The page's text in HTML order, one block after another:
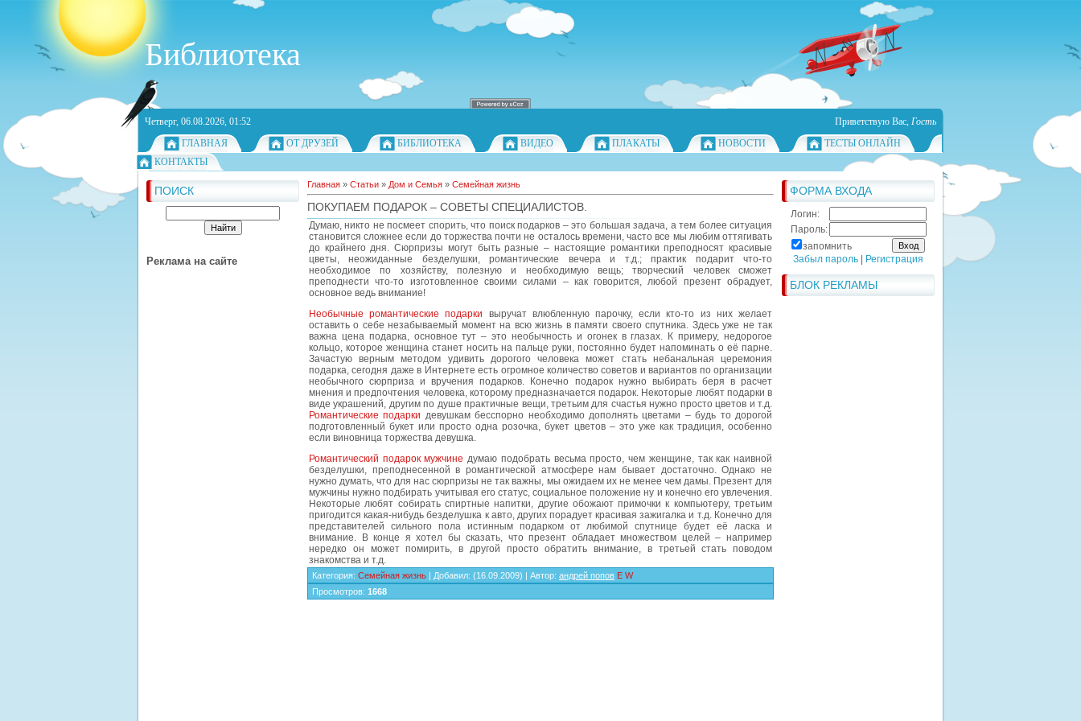
Библиотека
Четверг, 06.08.2026, 01:52 Приветствую Вас, Гость
ГЛАВНАЯ
ОТ ДРУЗЕЙ БИБЛИОТЕКА ВИДЕО ПЛАКАТЫ НОВОСТИ
ТЕСТЫ ОНЛАЙН
КОНТАКТЫ
ПОИСК
Реклама на сайте
ФОРМА ВХОДА
Логин:
Пароль:
запомнить
Забыл пароль
Регистрация
БЛОК РЕКЛАМЫ
Главная » Статьи » Дом и Семья » Семейная жизнь
ПОКУПАЕМ ПОДАРОК – СОВЕТЫ СПЕЦИАЛИСТОВ.
Думаю, никто не посмеет спорить, что поиск подарков – это большая задача, а тем более ситуация
становится сложнее если до торжества почти не осталось времени, часто все мы любим оттягивать
до крайнего дня. Сюрпризы могут быть разные – настоящие романтики преподносят красивые
цветы, неожиданные безделушки, романтические вечера и т.д.; практик подарит что-то
необходимое по хозяйству, полезную и необходимую вещь; творческий человек сможет
преподнести что-то изготовленное своими силами – как говорится, любой презент обрадует,
основное ведь внимание!
Необычные романтические подарки
выручат влюбленную парочку, если кто-то из них желает
оставить о себе незабываемый момент на всю жизнь в памяти своего спутника. Здесь уже не так
важна цена подарка, основное тут – это необычность и огонек в глазах. К примеру, недорогое
кольцо, которое женщина станет носить на пальце руки, постоянно будет напоминать о её парне.
Зачастую верным методом удивить дорогого человека может стать небанальная церемония
подарка, сегодня даже в Интернете есть огромное количество советов и вариантов по организации
необычного сюрприза и вручения подарков. Конечно подарок нужно выбирать беря в расчет
мнения и предпочтения человека, которому предназначается подарок. Некоторые любят подарки в
виде украшений, другим по душе практичные вещи, третьим для счастья нужно просто цветов и т.д.
Романтические подарки девушкам бесспорно необходимо дополнять цветами – будь то дорогой
подготовленный букет или просто одна розочка, букет цветов – это уже как традиция, особенно
если виновница торжества девушка.
Романтический подарок мужчине думаю подобрать весьма просто, чем женщине, так как наивной
безделушки, преподнесенной в романтической атмосфере нам бывает достаточно. Однако не
нужно думать, что для нас сюрпризы не так важны, мы ожидаем их не менее чем дамы. Презент для
мужчины нужно подбирать учитывая его статус, социальное положение ну и конечно его увлечения.
Некоторые любят собирать спиртные напитки, другие обожают примочки к компьютеру, третьим
пригодится какая-нибудь безделушка к авто, других порадует красивая зажигалка и т.д. Конечно для
представителей сильного пола истинным подарком от любимой спутнице будет её ласка и
внимание. В конце я хотел бы сказать, что презент обладает множеством целей – например
нередко он может помирить, в другой просто обратить внимание, в третьей стать поводом
знакомства и т.д.
Категория: Семейная жизнь | Добавил: (16.09.2009) | Автор: андрей попов E W
Просмотров: 1668